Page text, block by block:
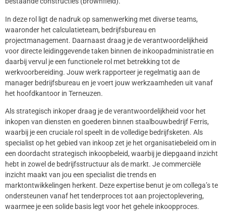
In deze rol ligt de nadruk op samenwerking met diverse teams,
waaronder het calculatieteam, bedrijfsbureau en
projectmanagement. Daarnaast draag je de verantwoordelijkheid
voor directe leidinggevende taken binnen de inkoopadministratie en
daarbij vervul je een functionele rol met betrekking tot de
werkvoorbereiding. Jouw werk rapporteer je regelmatig aan de
manager bedrijfsbureau en je voert jouw werkzaamheden uit vanaf
het hoofdkantoor in Terneuzen.
Als strategisch inkoper draag je de verantwoordelijkheid voor het
inkopen van diensten en goederen binnen staalbouwbedrijf Ferris,
waarbij je een cruciale rol speelt in de volledige bedrijfsketen. Als
specialist op het gebied van inkoop zet je het organisatiebeleid om in
een doordacht strategisch inkoopbeleid, waarbij je diepgaand inzicht
hebt in zowel de bedrijfsstructuur als de markt. Je commerciële
inzicht maakt van jou een specialist die trends en
marktontwikkelingen herkent. Deze expertise benut je om collega’s te
ondersteunen vanaf het tenderproces tot aan projectoplevering,
waarmee je een solide basis legt voor het gehele inkoopproces.